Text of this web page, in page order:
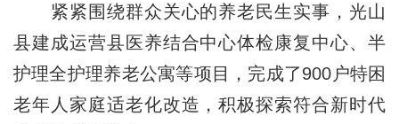
紧紧围绕群众关心的养老民生实事，光山
县建成运营县医养结合中心体检康复中心、半
护理全护理养老公寓等项目，完成了900户特困
老年人家庭适老化改造，积极探索符合新时代